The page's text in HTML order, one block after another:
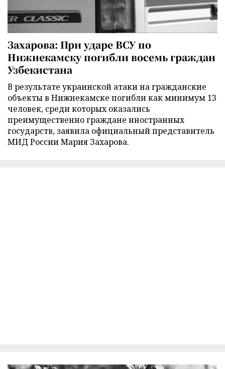
Захарова: При ударе ВСУ по
Нижнекамску погибли восемь граждан
Узбекистана
В результате украинской атаки на гражданские
объекты в Нижнекамске погибли как минимум 13
человек, среди которых оказались
преимущественно граждане иностранных
государств, заявила официальный представитель
МИД России Мария Захарова.